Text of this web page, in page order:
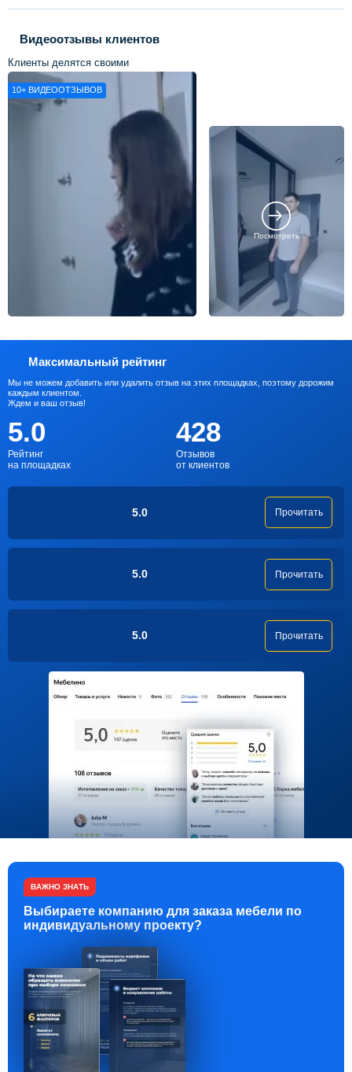
Видеоотзывы клиентов
Клиенты делятся своими
впечатлениями о нашей работе
10+ ВИДЕООТЗЫВОВ
Посмотреть
Максимальный рейтинг
Мы не можем добавить или удалить отзыв на этих площадках, поэтому дорожим
каждым клиентом.
Ждем и ваш отзыв!
5.0
Рейтинг
на площадках
428
Отзывов
от клиентов
5.0 Прочитать
5.0 Прочитать
5.0 Прочитать
ВАЖНО ЗНАТЬ
Выбираете компанию для заказа мебели по
индивидуальному проекту?